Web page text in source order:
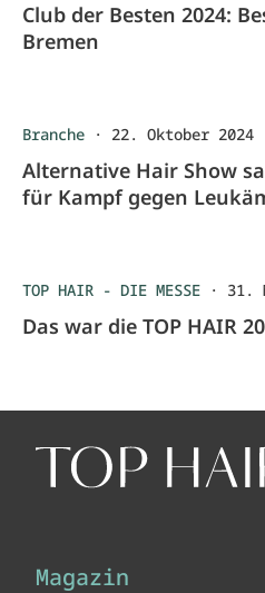
Club der Besten 2024:
Bremen
Branche · 22. Oktober 2024
Alternative Hair Show
für Kampf gegen
TOP HAIR - DIE MESSE · 31.
Das war die TOP HAIR
Magazin